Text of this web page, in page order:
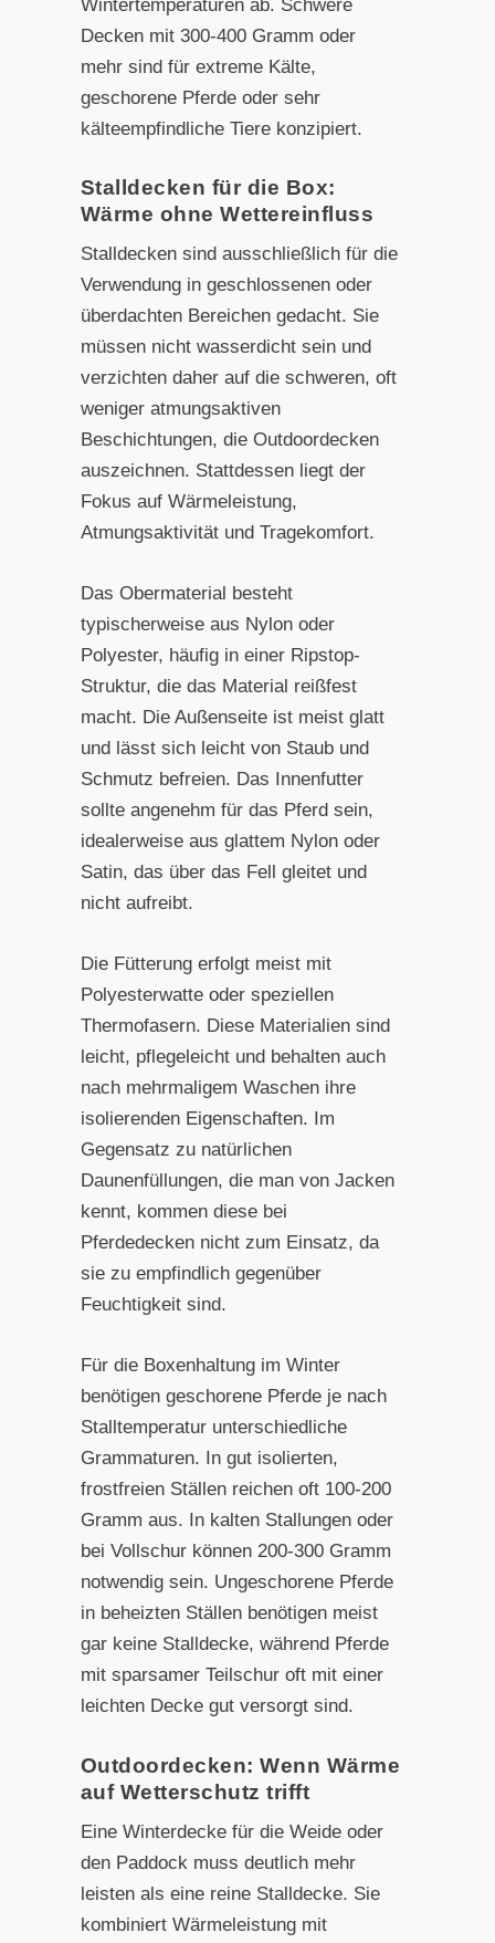
Wintertemperaturen ab. Schwere
Decken mit 300-400 Gramm oder
mehr sind für extreme Kälte,
geschorene Pferde oder sehr
kälteempfindliche Tiere konzipiert.
Stalldecken für die Box:
Wärme ohne Wettereinfluss
Stalldecken sind ausschließlich für die
Verwendung in geschlossenen oder
überdachten Bereichen gedacht. Sie
müssen nicht wasserdicht sein und
verzichten daher auf die schweren, oft
weniger atmungsaktiven
Beschichtungen, die Outdoordecken
auszeichnen. Stattdessen liegt der
Fokus auf Wärmeleistung,
Atmungsaktivität und Tragekomfort.
Das Obermaterial besteht
typischerweise aus Nylon oder
Polyester, häufig in einer Ripstop-
Struktur, die das Material reißfest
macht. Die Außenseite ist meist glatt
und lässt sich leicht von Staub und
Schmutz befreien. Das Innenfutter
sollte angenehm für das Pferd sein,
idealerweise aus glattem Nylon oder
Satin, das über das Fell gleitet und
nicht aufreibt.
Die Fütterung erfolgt meist mit
Polyesterwatte oder speziellen
Thermofasern. Diese Materialien sind
leicht, pflegeleicht und behalten auch
nach mehrmaligem Waschen ihre
isolierenden Eigenschaften. Im
Gegensatz zu natürlichen
Daunenfüllungen, die man von Jacken
kennt, kommen diese bei
Pferdedecken nicht zum Einsatz, da
sie zu empfindlich gegenüber
Feuchtigkeit sind.
Für die Boxenhaltung im Winter
benötigen geschorene Pferde je nach
Stalltemperatur unterschiedliche
Grammaturen. In gut isolierten,
frostfreien Ställen reichen oft 100-200
Gramm aus. In kalten Stallungen oder
bei Vollschur können 200-300 Gramm
notwendig sein. Ungeschorene Pferde
in beheizten Ställen benötigen meist
gar keine Stalldecke, während Pferde
mit sparsamer Teilschur oft mit einer
leichten Decke gut versorgt sind.
Outdoordecken: Wenn Wärme
auf Wetterschutz trifft
Eine Winterdecke für die Weide oder
den Paddock muss deutlich mehr
leisten als eine reine Stalldecke. Sie
kombiniert Wärmeleistung mit